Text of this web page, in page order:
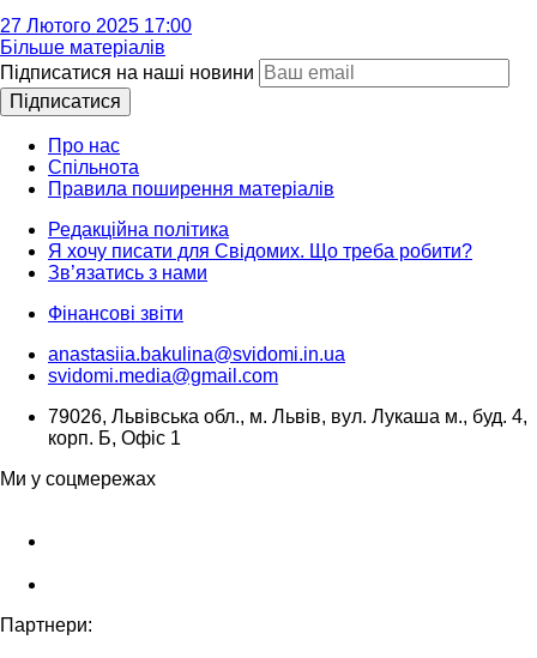
27 Лютого 2025 17:00
Більше матеріалів
Підписатися на наші новини
Підписатися
Про нас
Спільнота
Правила поширення матеріалів
Редакційна політика
Я хочу писати для Свідомих. Що треба робити?
Зв’язатись з нами
Фінансові звіти
anastasiia.bakulina@svidomi.in.ua
svidomi.media@gmail.com
79026, Львівська обл., м. Львів, вул. Лукаша м., буд. 4,
корп. Б, Офіс 1
Ми у соцмережах
Партнери: